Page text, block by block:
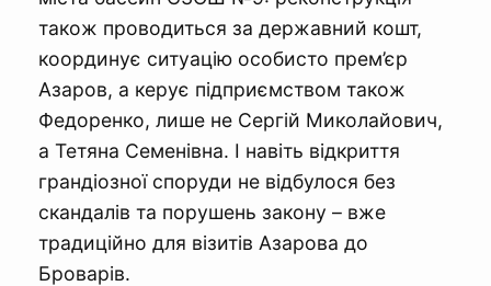
також проводиться за державний кошт,
координує ситуацію особисто прем’єр
Азаров, а керує підприємством також
Федоренко, лише не Сергій Миколайович,
а Тетяна Семенівна. І навіть відкриття
грандіозної споруди не відбулося без
скандалів та порушень закону – вже
традиційно для візитів Азарова до
Броварів.